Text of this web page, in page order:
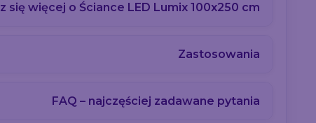
się więcej o Ściance LED Lumix 100x250 cm
Zastosowania
FAQ – najczęściej zadawane pytania